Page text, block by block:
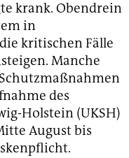
krank. Obendrein
in
kritischen Fälle
Manche
des
Holstein (UKSH)
August bis